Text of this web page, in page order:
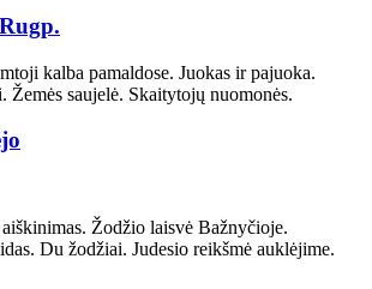
kalba pamaldose. Juokas ir pajuoka.
Žemės saujelė. Skaitytojų nuomonės.
Žodžio laisvė Bažnyčioje.
Du žodžiai. Judesio reikšmė auklėjime.